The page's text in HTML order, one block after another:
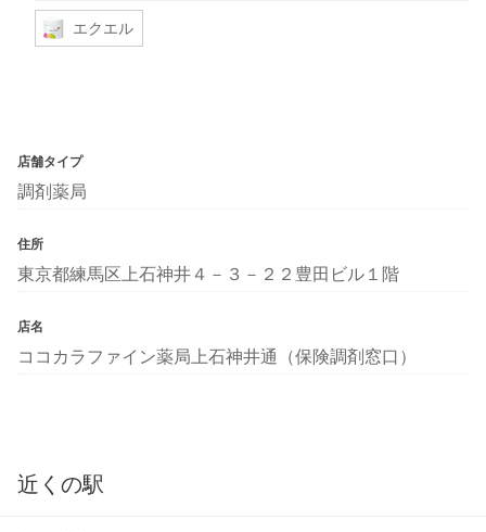
エクエル
店舗タイプ
調剤薬局
住所
東京都練馬区上石神井４－３－２２豊田ビル１階
店名
ココカラファイン薬局上石神井通（保険調剤窓口）
近くの駅